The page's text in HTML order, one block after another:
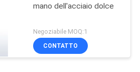
mano dell'acciaio dolce
Negoziabile MOQ:1
CONTATTO